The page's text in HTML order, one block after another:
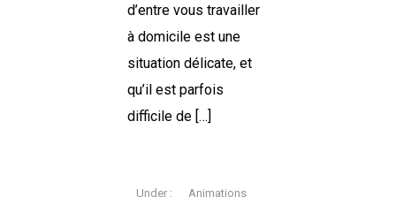
d’entre vous travailler
à domicile est une
situation délicate, et
qu’il est parfois
difficile de […]
Under : Animations